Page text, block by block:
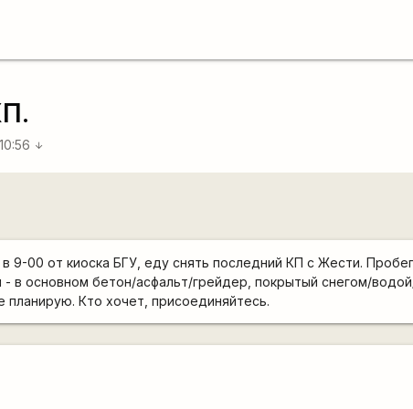
arrow_downward
9-00 от киоска БГУ, еду снять последний КП с Жести. Пробег
- в основном бетон/асфальт/грейдер, покрытый снегом/
планирую. Кто хочет, присоединяйтесь.